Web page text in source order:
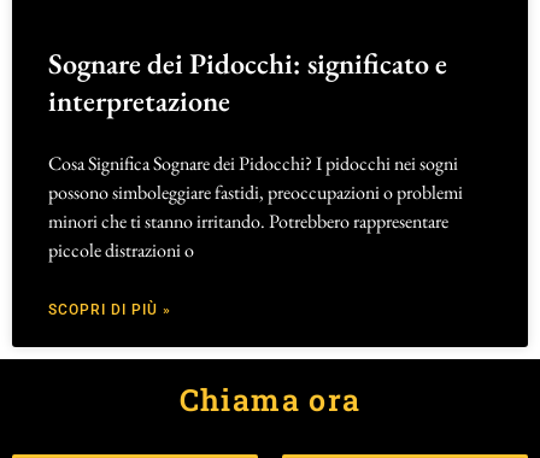
Sognare dei Pidocchi: significato e
interpretazione
Cosa Significa Sognare dei Pidocchi? I pidocchi nei sogni
possono simboleggiare fastidi, preoccupazioni o problemi
minori che ti stanno irritando. Potrebbero rappresentare
piccole distrazioni o
SCOPRI DI PIÙ »
Chiama ora